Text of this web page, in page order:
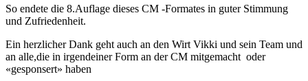
So endete die 8.Auflage dieses CM -Formates in guter Stimmung
und Zufriedenheit.
Ein herzlicher Dank geht auch an den Wirt Vikki und sein Team und
an alle,die in irgendeiner Form an der CM mitgemacht oder
«gesponsert» haben